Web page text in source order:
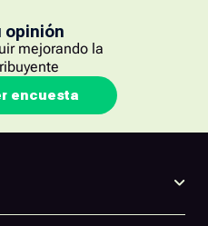
opinión
mejorando la
encuesta